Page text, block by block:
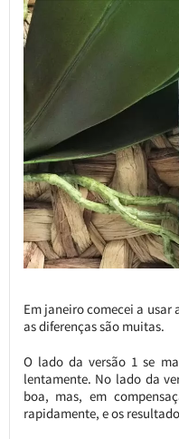
Em janeiro comecei a usar
as diferenças são muitas.
O lado da versão 1 se
lentamente. No lado da
boa, mas, em
rapidamente, e os